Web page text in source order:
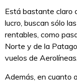
Está bastante claro
lucro, buscan sólo
rentables, como
Norte y de la
vuelos de Aerolíneas.
Además, en cuanto